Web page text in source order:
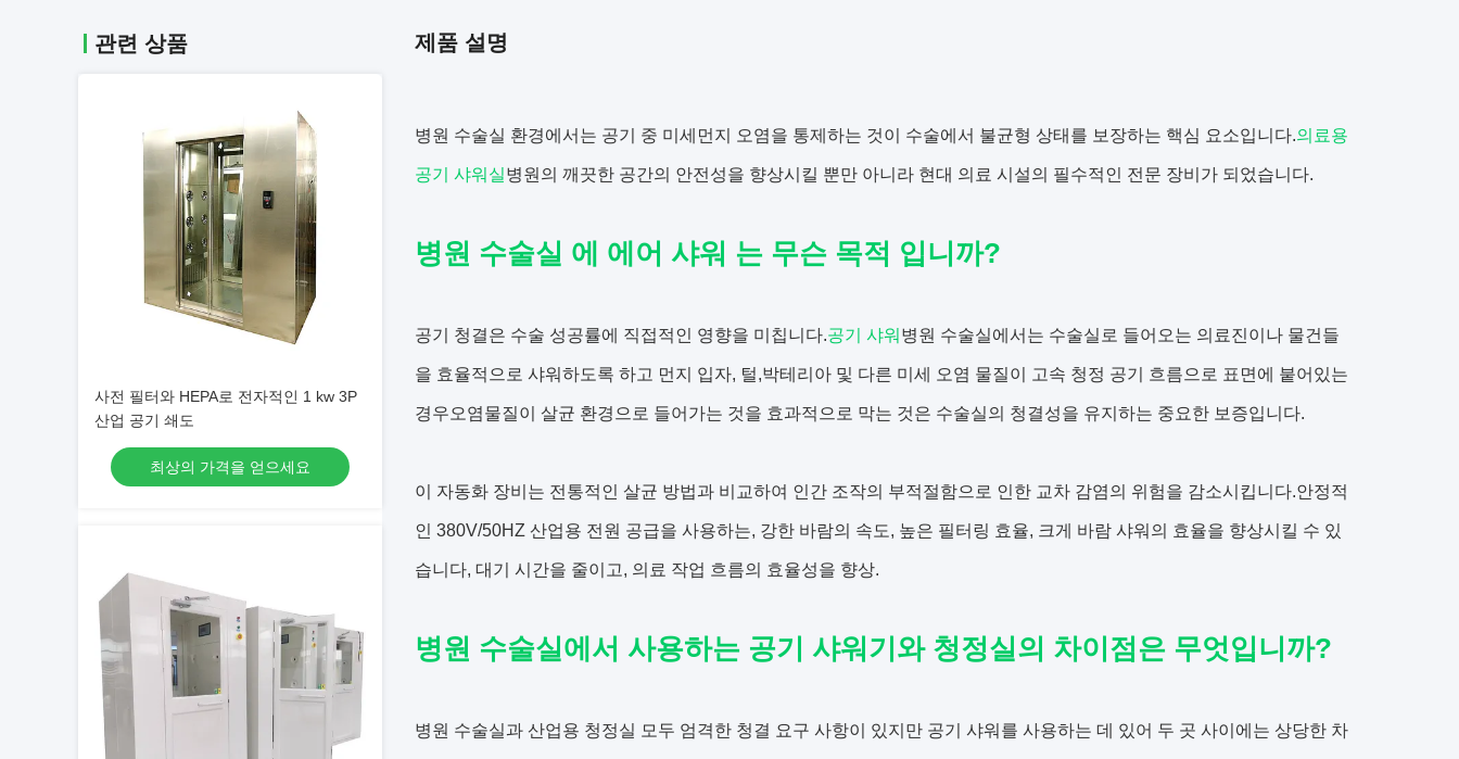
관련 상품
사전 필터와 HEPA로 전자적인 1 kw 3P
산업 공기 쇄도
최상의 가격을 얻으세요
제품 설명
병원 수술실 환경에서는 공기 중 미세먼지 오염을 통제하는 것이 수술에서 불균형 상태를 보장하는 핵심 요소입니다.의료용
공기 샤워실병원의 깨끗한 공간의 안전성을 향상시킬 뿐만 아니라 현대 의료 시설의 필수적인 전문 장비가 되었습니다.
병원 수술실 에 에어 샤워 는 무슨 목적 입니까?
공기 청결은 수술 성공률에 직접적인 영향을 미칩니다.공기 샤워 병원 수술실에서는 수술실로 들어오는 의료진이나 물건들
을 효율적으로 샤워하도록 하고 먼지 입자, 털,박테리아 및 다른 미세 오염 물질이 고속 청정 공기 흐름으로 표면에 붙어있는
경우오염물질이 살균 환경으로 들어가는 것을 효과적으로 막는 것은 수술실의 청결성을 유지하는 중요한 보증입니다.
이 자동화 장비는 전통적인 살균 방법과 비교하여 인간 조작의 부적절함으로 인한 교차 감염의 위험을 감소시킵니다.안정적
인 380V/50HZ 산업용 전원 공급을 사용하는, 강한 바람의 속도, 높은 필터링 효율, 크게 바람 샤워의 효율을 향상시킬 수 있
습니다, 대기 시간을 줄이고, 의료 작업 흐름의 효율성을 향상.
병원 수술실에서 사용하는 공기 샤워기와 청정실의 차이점은 무엇입니까?
병원 수술실과 산업용 청정실 모두 엄격한 청결 요구 사항이 있지만 공기 샤워를 사용하는 데 있어 두 곳 사이에는 상당한 차